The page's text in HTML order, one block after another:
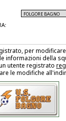
per
informazioni della
utente registrato
le modifiche